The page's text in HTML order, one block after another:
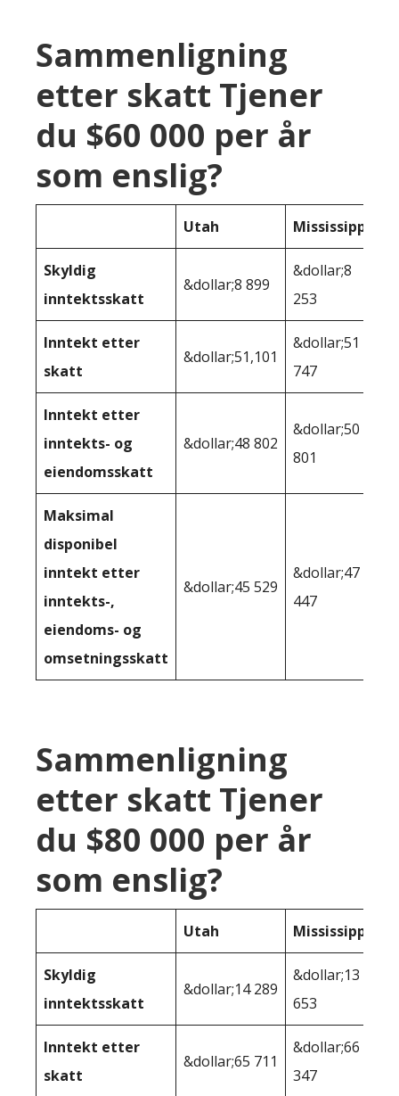
Sammenligning
etter skatt Tjener
du $60 000 per år
som enslig?
Utah Mississippi
Skyldig
inntektsskatt
&dollar;8 899
&dollar;8
253
Inntekt etter
skatt
&dollar;51,101
&dollar;51
747
Inntekt etter
inntekts- og
eiendomsskatt
&dollar;48 802
&dollar;50
801
Maksimal
disponibel
inntekt etter
inntekts-,
eiendoms- og
omsetningsskatt
&dollar;45 529
&dollar;47
447
Sammenligning
etter skatt Tjener
du $80 000 per år
som enslig?
Utah Mississippi
Skyldig
inntektsskatt
&dollar;14 289
&dollar;13
653
Inntekt etter
skatt
&dollar;65 711
&dollar;66
347